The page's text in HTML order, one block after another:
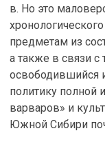
в. Но это
предметам из
а также в связи с
освободившийся
политику полной
варваров» и
Южной Сибири